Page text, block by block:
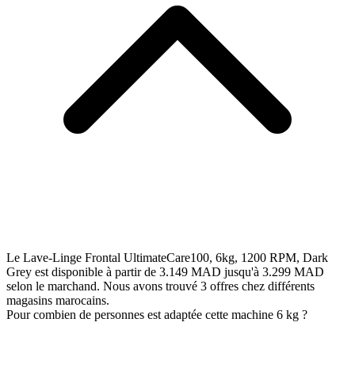
Le Lave-Linge Frontal UltimateCare100, 6kg, 1200 RPM, Dark
Grey est disponible à partir de 3.149 MAD jusqu'à 3.299 MAD
selon le marchand. Nous avons trouvé 3 offres chez différents
magasins marocains.
Pour combien de personnes est adaptée cette machine 6 kg ?